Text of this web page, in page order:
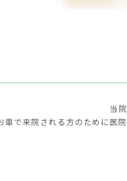
当
車で来院される方のために医